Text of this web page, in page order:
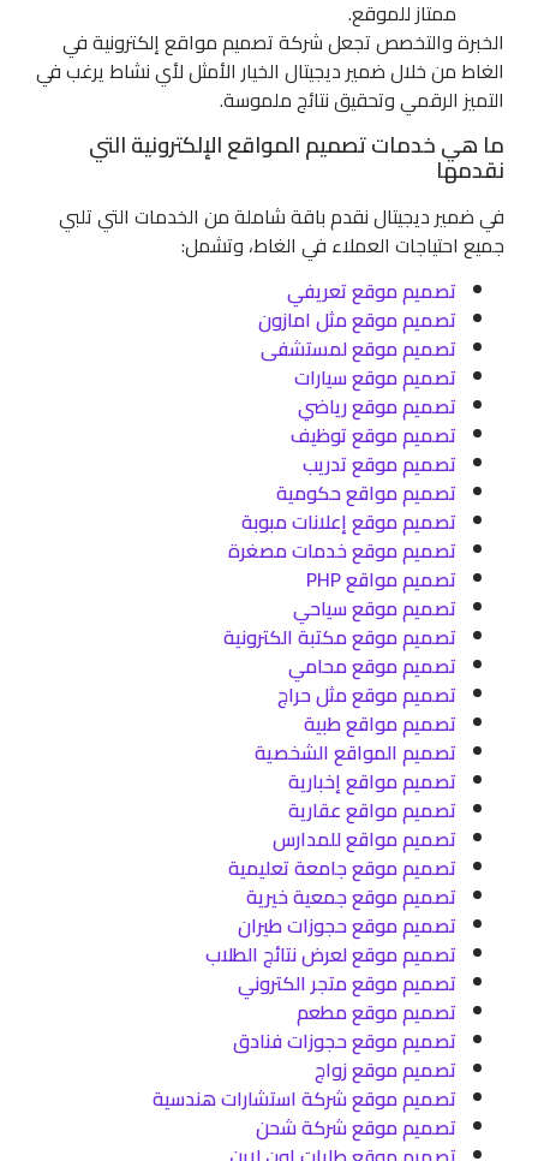
ممتاز للموقع.
الخبرة والتخصص تجعل شركة تصميم مواقع إلكترونية في
الغاط من خلال ضمير ديجيتال الخيار الأمثل لأي نشاط يرغب في
التميز الرقمي وتحقيق نتائج ملموسة.
ما هي خدمات تصميم المواقع الإلكترونية التي
نقدمها
في ضمير ديجيتال نقدم باقة شاملة من الخدمات التي تلبي
جميع احتياجات العملاء في الغاط، وتشمل:
تصميم موقع تعريفي
تصميم موقع مثل امازون
تصميم موقع لمستشفى
تصميم موقع سيارات
تصميم موقع رياضي
تصميم موقع توظيف
تصميم موقع تدريب
تصميم مواقع حكومية
تصميم موقع إعلانات مبوبة
تصميم موقع خدمات مصغرة
تصميم مواقع PHP
تصميم موقع سياحي
تصميم موقع مكتبة الكترونية
تصميم موقع محامي
تصميم موقع مثل حراج
تصميم مواقع طبية
تصميم المواقع الشخصية
تصميم مواقع إخبارية
تصميم مواقع عقارية
تصميم مواقع للمدارس
تصميم موقع جامعة تعليمية
تصميم موقع جمعية خيرية
تصميم موقع حجوزات طيران
تصميم موقع لعرض نتائج الطلاب
تصميم موقع متجر الكتروني
تصميم موقع مطعم
تصميم موقع حجوزات فنادق
تصميم موقع زواج
تصميم موقع شركة استشارات هندسية
تصميم موقع شركة شحن